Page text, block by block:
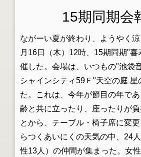
15期同期会
ながーい夏が終わり、ようやく
月16日（木）12時、15期同期"喜
催した。会場は、いつもの"池袋
シャインシティ59Ｆ"天空の庭 星
た。これは、今年が節目の年で
齢と共に立ったり、座ったりが
とから、テーブル・椅子席に変
らつくあいにくの天気の中、24
性13人）の仲間が集まった。女